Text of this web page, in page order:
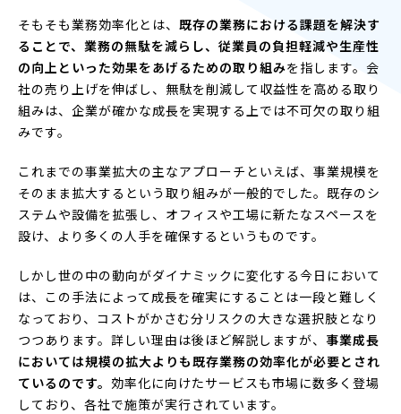
そもそも業務効率化とは、 既存の業務における課題を解決す
ることで、業務の無駄を減らし、従業員の負担軽減や生産性
の向上といった効果をあげるための取り組みを指します。会
社の売り上げを伸ばし、無駄を削減して収益性を高める取り
組みは、企業が確かな成長を実現する上では不可欠の取り組
みです。
これまでの事業拡大の主なアプローチといえば、事業規模を
そのまま拡大するという取り組みが一般的でした。既存のシ
ステムや設備を拡張し、オフィスや工場に新たなスペースを
設け、より多くの人手を確保するというものです。
しかし世の中の動向がダイナミックに変化する今日において
は、この手法によって成長を確実にすることは一段と難しく
なっており、コストがかさむ分リスクの大きな選択肢となり
つつあります。詳しい理由は後ほど解説しますが、 事業成長
においては規模の拡大よりも既存業務の効率化が必要とされ
ているのです。 効率化に向けたサービスも市場に数多く登場
しており、各社で施策が実行されています。